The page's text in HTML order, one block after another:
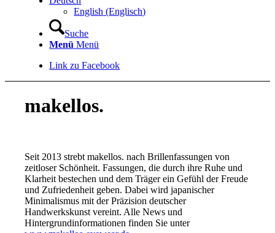
English (Englisch)
Suche
Menü Menü
Link zu Facebook
makellos.
Seit 2013 strebt makellos. nach Brillenfassungen von
zeitloser Schönheit. Fassungen, die durch ihre Ruhe und
Klarheit bestechen und dem Träger ein Gefühl der Freude
und Zufriedenheit geben. Dabei wird japanischer
Minimalismus mit der Präzision deutscher
Handwerkskunst vereint. Alle News und
Hintergrundinformationen finden Sie unter